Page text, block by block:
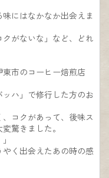
にはなかなか出会えま
クがないな」など、どれ
市のコーヒー焙煎店
ハ」で修行した方のお
コクがあって、後味ス
驚きました。
く出会えたあの時の感